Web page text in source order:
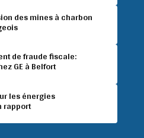
des mines à charbon
de fraude fiscale:
GE à Belfort
les énergies
rapport